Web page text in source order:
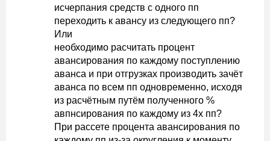
исчерпания средств с одного пп
переходить к авансу из следующего пп?
Или
необходимо расчитать процент
авансирования по каждому поступлению
аванса и при отгрузках производить зачёт
аванса по всем пп одновременно, исходя
из расчётным путём полученного %
авпнсирования по каждому из 4х пп?
При рассете процента авансирования по